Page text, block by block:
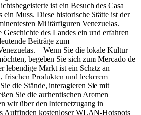
ist ein Besuch des Casa
ein Muss. Diese historische Stätte ist der
Militärfiguren Venezuelas.
Geschichte des Landes ein und erfahren
Beiträge zum
Wenn Sie die lokale Kultur
begeben Sie sich zum Mercado de
lebendige Markt ist ein Schatz an
frischen Produkten und leckerem
die Stände, interagieren Sie mit
Sie die authentischen Aromen
wir über den Internetzugang in
Auffinden kostenloser WLAN-Hotspots